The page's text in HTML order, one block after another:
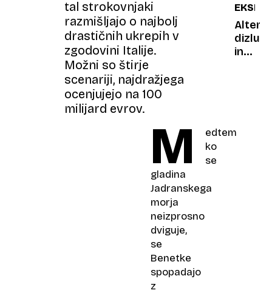
tal strokovnjaki
razmišljajo o najbolj
drastičnih ukrepih v
zgodovini Italije.
Možni so štirje
scenariji, najdražjega
ocenjujejo na 100
milijard evrov.
M
edtem
ko
se
gladina
Jadranskega
morja
neizprosno
dviguje,
se
Benetke
spopadajo
z
manj,
z
delom
so
dizlu
in